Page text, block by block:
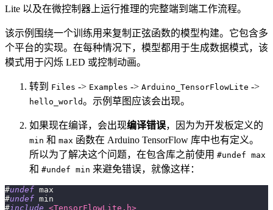
Lite 以及在微控制器上运行推理的完整端到端工作流程。
该示例围绕一个训练用来复制正弦函数的模型构建。它包含多
个平台的实现。在每种情况下，模型都用于生成数据模式，该
模式用于闪烁 LED 或控制动画。
转到 Files -> Examples -> Arduino_TensorFlowLite ->
hello_world。示例草图应该会出现。
如果现在编译，会出现编译错误，因为为开发板定义的
min 和 max 函数在 Arduino TensorFlow 库中也有定义。
所以为了解决这个问题，在包含库之前使用 #undef max
和 #undef min 来避免错误，就像这样：
#undef max
#undef min
#include <TensorFlowLite.h>